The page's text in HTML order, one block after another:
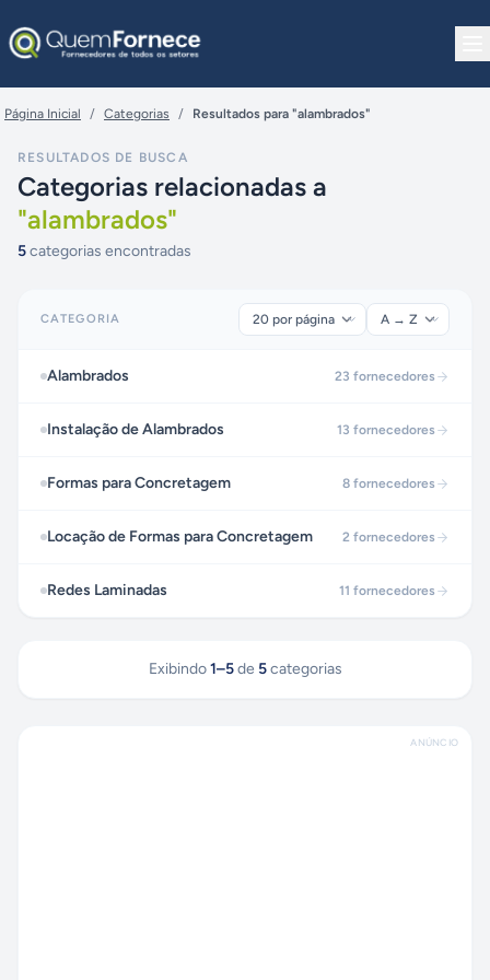
Página Inicial / Categorias / Resultados para "alambrados"
RESULTADOS DE BUSCA
Categorias relacionadas a
"alambrados"
5categorias encontradas
CATEGORIA
Alambrados 23 fornecedores
Instalação de Alambrados 13 fornecedores
Formas para Concretagem 8 fornecedores
Locação de Formas para Concretagem 2 fornecedores
Redes Laminadas 11 fornecedores
Exibindo 1–5 de 5 categorias
ANÚNCIO